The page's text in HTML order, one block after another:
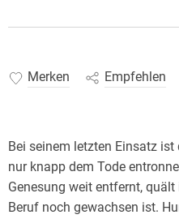
Merken Empfehlen
Bei seinem letzten Einsatz
nur knapp dem Tode
Genesung weit entfernt,
Beruf noch gewachsen ist.